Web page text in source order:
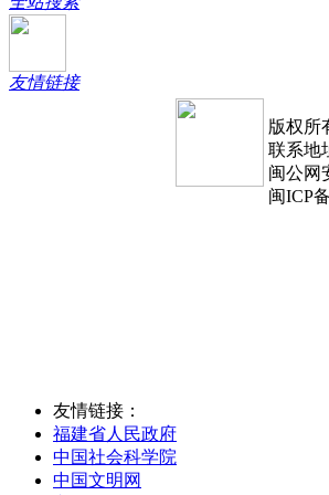
友情链接
版权所
联系地
闽公网
闽ICP
友情链接：
福建省人民政府
中国社会科学院
中国文明网